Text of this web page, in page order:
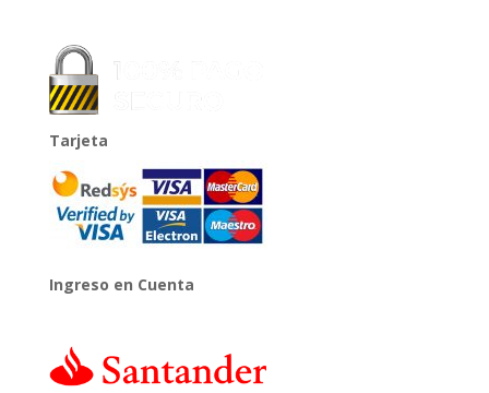
Tarjeta
Ingreso en Cuenta